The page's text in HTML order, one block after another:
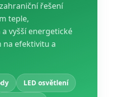
řešení
teple,
vyšší energetické
efektivitu a
LED osvětlení